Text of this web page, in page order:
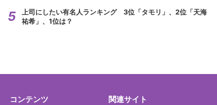
上司にしたい有名人ランキング 3位「タモリ」、2位「天海
祐希」、1位は？
コンテンツ 関連サイト